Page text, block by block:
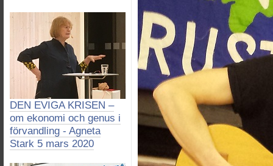
DEN EVIGA KRISEN –
om ekonomi och genus i
förvandling - Agneta
Stark 5 mars 2020